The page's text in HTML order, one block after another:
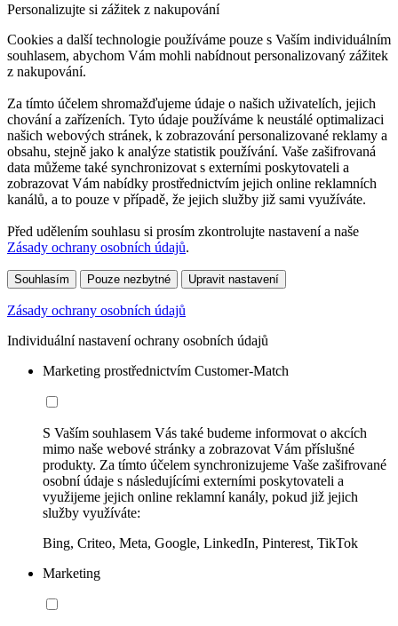
Personalizujte si zážitek z nakupování
Cookies a další technologie používáme pouze s Vaším individuálním
souhlasem, abychom Vám mohli nabídnout personalizovaný zážitek
z nakupování.
Za tímto účelem shromažďujeme údaje o našich uživatelích, jejich
chování a zařízeních. Tyto údaje používáme k neustálé optimalizaci
našich webových stránek, k zobrazování personalizované reklamy a
obsahu, stejně jako k analýze statistik používání. Vaše zašifrovaná
data můžeme také synchronizovat s externími poskytovateli a
zobrazovat Vám nabídky prostřednictvím jejich online reklamních
kanálů, a to pouze v případě, že jejich služby již sami využíváte.
Před udělením souhlasu si prosím zkontrolujte nastavení a naše
Zásady ochrany osobních údajů.
Souhlasím Pouze nezbytné Upravit nastavení
Zásady ochrany osobních údajů
Individuální nastavení ochrany osobních údajů
Marketing prostřednictvím Customer-Match
S Vaším souhlasem Vás také budeme informovat o akcích
mimo naše webové stránky a zobrazovat Vám příslušné
produkty. Za tímto účelem synchronizujeme Vaše zašifrované
osobní údaje s následujícími externími poskytovateli a
využijeme jejich online reklamní kanály, pokud již jejich
služby využíváte:
Bing, Criteo, Meta, Google, LinkedIn, Pinterest, TikTok
Marketing